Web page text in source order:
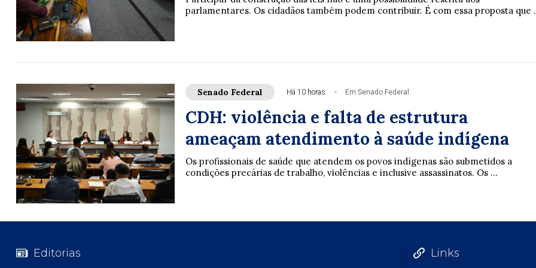
parlamentares. Os cidadãos também podem contribuir. É com essa proposta que
Senado Federal Há 10 horas Em Senado Federal
CDH: violência e falta de estrutura
ameaçam atendimento à saúde indígena
Os profissionais de saúde que atendem os povos indígenas são submetidos a
condições precárias de trabalho, violências e inclusive assassinatos. Os ...
Editorias Links